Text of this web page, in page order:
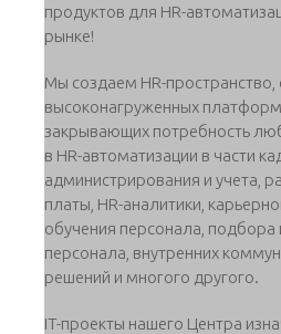
продуктов для HR-
рынке!
Мы создаем HR-пространство,
высоконагруженных
закрывающих потребность
в HR-автоматизации в части
администрирования и учета,
платы, HR-аналитики,
обучения персонала, подбора
персонала, внутренних
решений и многого другого.
IT-проекты нашего Центра